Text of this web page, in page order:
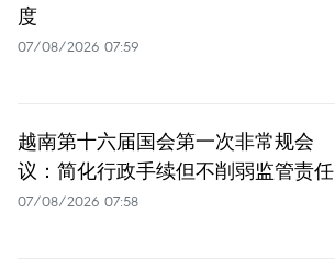
度
07/08/2026 07:59
越南第十六届国会第一次非常规会
议：简化行政手续但不削弱监管责任
07/08/2026 07:58